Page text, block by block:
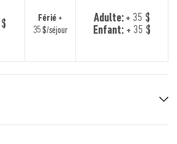
Férié +
35 $/séjour
Adulte:+ 35 $
Enfant: + 35 $